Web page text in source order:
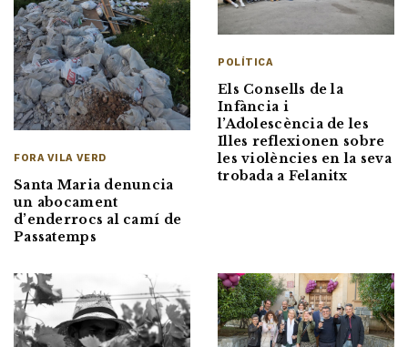
FORA VILA VERD
Santa Maria denuncia
un abocament
d’enderrocs al camí de
Passatemps
POLÍTICA
Els Consells de la
Infància i
l’Adolescència de les
Illes reflexionen sobre
les violències en la seva
trobada a Felanitx